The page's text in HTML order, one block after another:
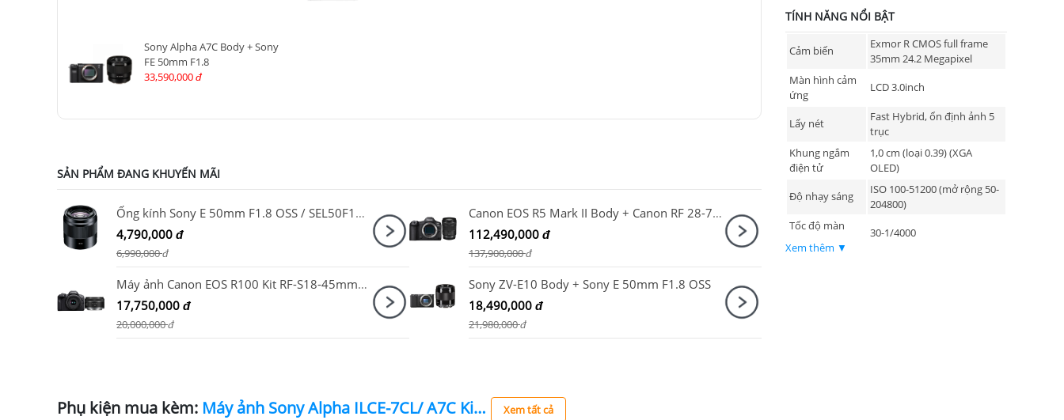
Sony Alpha A7C Body + Sony
FE 50mm F1.8
33,590,000 đ
SẢN PHẨM ĐANG KHUYẾN MÃI
Ống kính Sony E 50mm F1.8 OSS / SEL50F18/ Đen
4,790,000 đ
6,990,000đ
Canon EOS R5 Mark II Body + Canon RF 28-70mm F2.8 IS STM
112,490,000 đ
137,900,000đ
Máy ảnh Canon EOS R100 Kit RF-S18-45mm + RF 50mm F1.8 STM
17,750,000 đ
20,000,000đ
Sony ZV-E10 Body + Sony E 50mm F1.8 OSS
18,490,000 đ
21,980,000đ
TÍNH NĂNG NỔI BẬT
Cảm biến
Exmor R CMOS full frame
35mm 24.2 Megapixel
Màn hình cảm
ứng
LCD 3.0inch
Lấy nét
Fast Hybrid, ổn định ảnh 5
trục
Khung ngắm
điện tử
1,0 cm (loại 0.39) (XGA
OLED)
Độ nhạy sáng
ISO 100-51200 (mở rộng 50-
204800)
Tốc độ màn
30-1/4000
Xem thêm ▼
Phụ kiện mua kèm: Máy ảnh Sony Alpha ILCE-7CL/ A7C Kit FE 28-60mm F4-5.6/ Bạc Xem tất cả